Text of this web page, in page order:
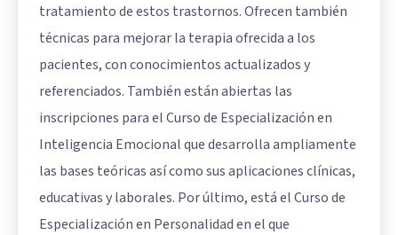
tratamiento de estos trastornos. Ofrecen también
técnicas para mejorar la terapia ofrecida a los
pacientes, con conocimientos actualizados y
referenciados. También están abiertas las
inscripciones para elCurso de Especialización en
Inteligencia Emocionalque desarrolla ampliamente
las bases teóricas así como sus aplicaciones clínicas,
educativas y laborales. Por último, está elCurso de
Especialización en Personalidaden el que